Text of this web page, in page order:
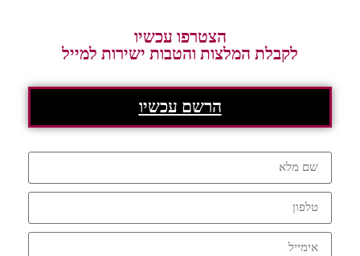
הצטרפו עכשיו
לקבלת המלצות והטבות ישירות למייל
הרשם עכשיו